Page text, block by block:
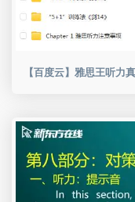
【百度云】雅思王听力